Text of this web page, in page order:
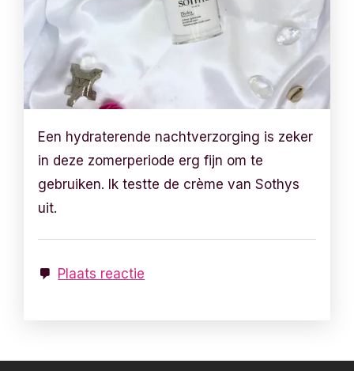
Een hydraterende nachtverzorging is zeker
in deze zomerperiode erg fijn om te
gebruiken. Ik testte de crème van Sothys
uit.
Plaats reactie